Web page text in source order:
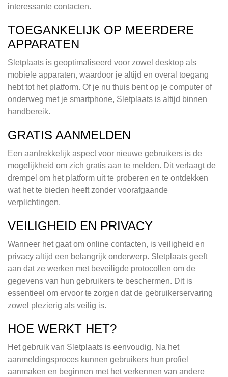
interessante contacten.
TOEGANKELIJK OP MEERDERE
APPARATEN
Sletplaats is geoptimaliseerd voor zowel desktop als
mobiele apparaten, waardoor je altijd en overal toegang
hebt tot het platform. Of je nu thuis bent op je computer of
onderweg met je smartphone, Sletplaats is altijd binnen
handbereik.
GRATIS AANMELDEN
Een aantrekkelijk aspect voor nieuwe gebruikers is de
mogelijkheid om zich gratis aan te melden. Dit verlaagt de
drempel om het platform uit te proberen en te ontdekken
wat het te bieden heeft zonder voorafgaande
verplichtingen.
VEILIGHEID EN PRIVACY
Wanneer het gaat om online contacten, is veiligheid en
privacy altijd een belangrijk onderwerp. Sletplaats geeft
aan dat ze werken met beveiligde protocollen om de
gegevens van hun gebruikers te beschermen. Dit is
essentieel om ervoor te zorgen dat de gebruikerservaring
zowel plezierig als veilig is.
HOE WERKT HET?
Het gebruik van Sletplaats is eenvoudig. Na het
aanmeldingsproces kunnen gebruikers hun profiel
aanmaken en beginnen met het verkennen van andere